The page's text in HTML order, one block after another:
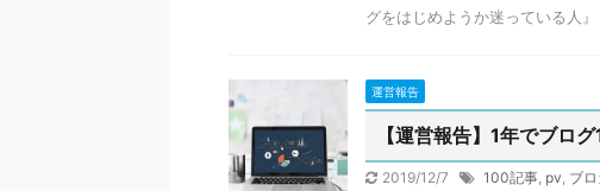
グをはじめようか迷っている人
運営報告
【運営報告】1年でブロ
2019/12/7 100記事 pv ブ